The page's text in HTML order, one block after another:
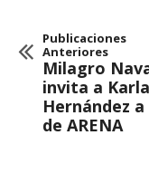
Publicaciones
Anteriores
Milagro
invita a Karla
Hernández
de ARENA